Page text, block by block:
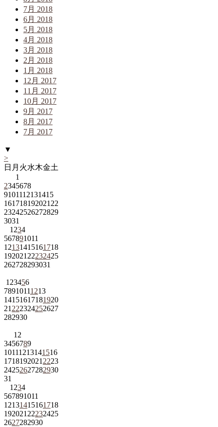
7月 2018
6月 2018
5月 2018
4月 2018
3月 2018
2月 2018
1月 2018
12月 2017
11月 2017
10月 2017
9月 2017
8月 2017
7月 2017
▼
>
日 月 火水木金土
1
2345678
9101112131415
161718192021 22
23242526272829
3031
1 234
567891011
12131415161718
192021 22232425
262728293031
1 23456
78910111213
14151617181920
21 222324252627
282930
1 2
3456789
10111213141516
1718192021 2223
24252627282930
31
1 234
567891011
12131415161718
192021 22232425
2627282930